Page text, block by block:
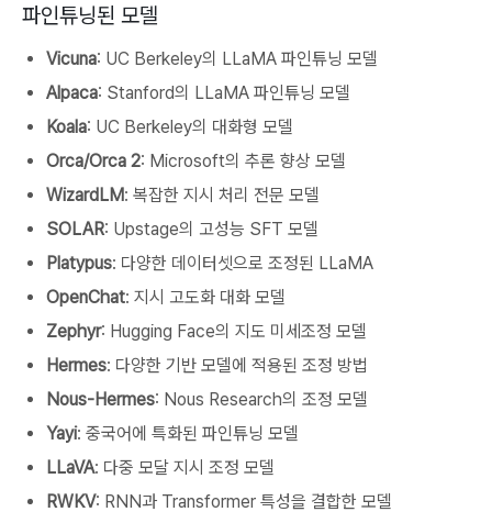
파인튜닝된 모델
Vicuna: UC Berkeley의 LLaMA 파인튜닝 모델
Alpaca: Stanford의 LLaMA 파인튜닝 모델
Koala: UC Berkeley의 대화형 모델
Orca/Orca 2: Microsoft의 추론 향상 모델
WizardLM: 복잡한 지시 처리 전문 모델
SOLAR: Upstage의 고성능 SFT 모델
Platypus: 다양한 데이터셋으로 조정된 LLaMA
OpenChat: 지시 고도화 대화 모델
Zephyr: Hugging Face의 지도 미세조정 모델
Hermes: 다양한 기반 모델에 적용된 조정 방법
Nous-Hermes: Nous Research의 조정 모델
Yayi: 중국어에 특화된 파인튜닝 모델
LLaVA: 다중 모달 지시 조정 모델
RWKV: RNN과 Transformer 특성을 결합한 모델